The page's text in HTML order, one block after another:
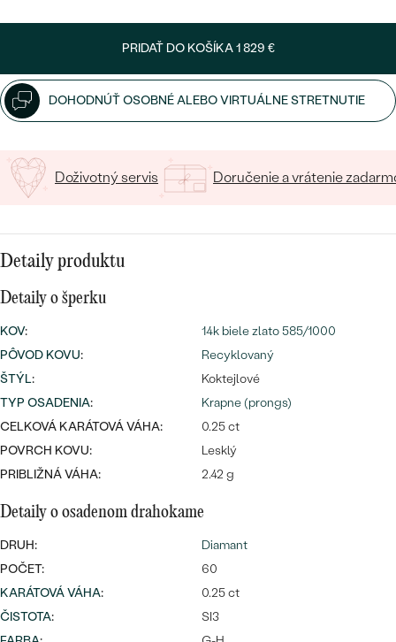
Najpredávanejšie
obrúčky
DRAHOKAM
PODĽA MATERIÁLU
PLATINA
S LAB GROWN DIAMANTMI
S PERLAMI
PODĽA ŠTÝLU
SYMBOLICKÉ
MINIMALISTICKÉ
PODĽA PRÍLEŽITOSTI
PODĽA FARBY
PODĽA TVARU DRAHOKAMU
NA MIERU
DIAMANTY
Najpredávanejšie
náušnice
LUXUSNÉ
Personalizované
Najpredávanejšie
prstene
PRIDAŤ DO KOŠÍKA1 829 €
DOHODNÚŤ OSOBNÉ ALEBO VIRTUÁLNE STRETNUTIE
Doživotný servis Doručenie a vrátenie
Detaily produktu
Detaily o šperku
KOV:
14k biele zlato 585/1000
PÔVOD KOVU:
Recyklovaný
ŠTÝL:
Koktejlové
TYP OSADENIA:
Krapne (prongs)
CELKOVÁ KARÁTOVÁ VÁHA:
0.25 ct
POVRCH KOVU:
Lesklý
PRIBLIŽNÁ VÁHA:
2.42 g
Detaily o osadenom drahokame
DRUH:
Diamant
POČET:
60
KARÁTOVÁ VÁHA:
0.25 ct
ČISTOTA:
SI3